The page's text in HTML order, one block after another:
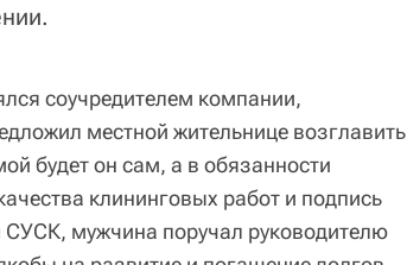
соучредителем компании,
местной жительнице возглавить
будет он сам, а в обязанности
клининговых работ и подпись
мужчина поручал руководителю